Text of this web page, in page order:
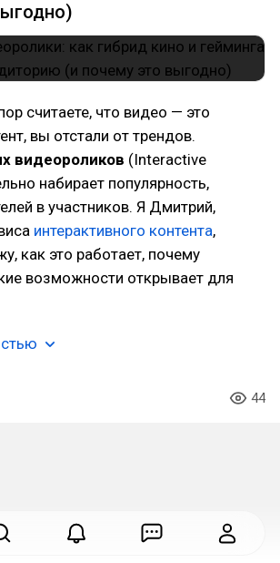
считаете, что видео — это
вы отстали от трендов.
видеороликов (Interactive
набирает популярность,
в участников. Я Дмитрий,
интерактивного контента,
как это работает, почему
возможности открывает для
44